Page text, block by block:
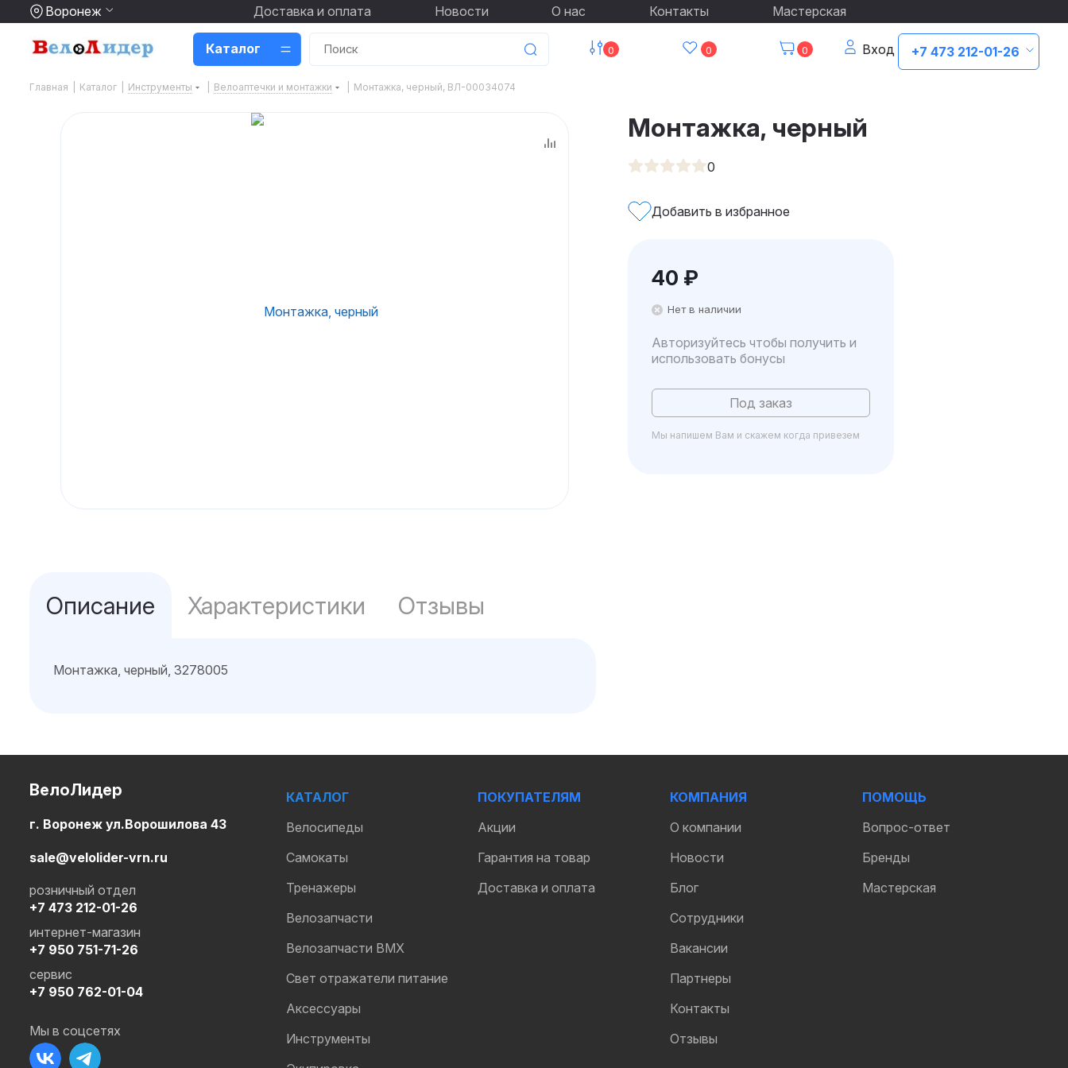
Воронеж Доставка и оплата Новости О нас Контакты Мастерская
Каталог +7 473 212-01-26
Вход
0 0 0
Главная Каталог Инструменты Велоаптечки и монтажки Монтажка, черный, ВЛ-00034074
Монтажка, черный
0
Добавить в избранное
40 ₽
Нет в наличии
Авторизуйтесь чтобы получить и
использовать бонусы
Под заказ
Мы напишем Вам и скажем когда привезем
Описание Характеристики Отзывы
Монтажка, черный, 3278005
ВелоЛидер
г. Воронеж ул.Ворошилова 43
sale@velolider-vrn.ru
+7 473 212-01-26
розничный отдел
+7 950 751-71-26
интернет-магазин
+7 950 762-01-04
сервис
Мы в соцсетях
КАТАЛОГ
Велосипеды
Самокаты
Тренажеры
Велозапчасти
Велозапчасти BMX
Свет отражатели питание
Аксессуары
Инструменты
ПОКУПАТЕЛЯМ
Акции
Гарантия на товар
Доставка и оплата
КОМПАНИЯ
О компании
Новости
Блог
Сотрудники
Вакансии
Партнеры
Контакты
Отзывы
ПОМОЩЬ
Вопрос-ответ
Бренды
Мастерская